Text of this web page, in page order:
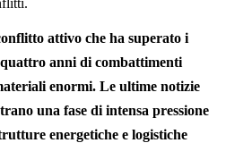
attivo che ha superato i
anni di combattimenti
enormi. Le ultime notizie
una fase di intensa pressione
energetiche e logistiche